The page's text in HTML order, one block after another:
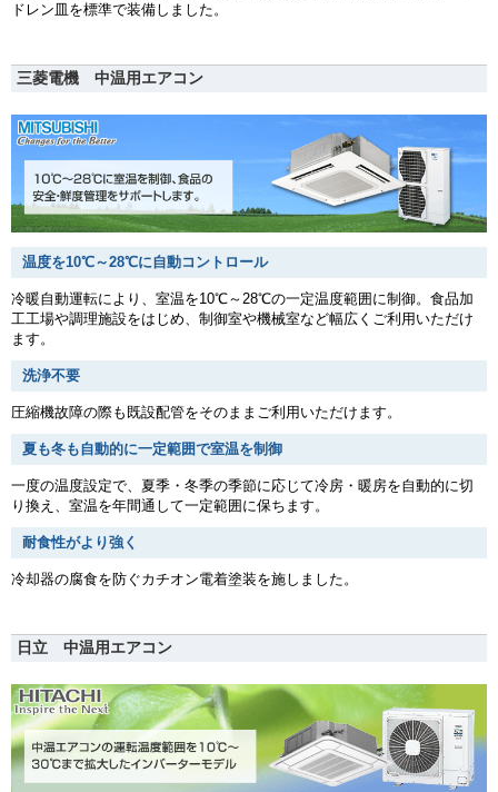
ドレン皿を標準で装備しました。
三菱電機 中温用エアコン
温度を10℃～28℃に自動コントロール
冷暖自動運転により、室温を10℃～28℃の一定温度範囲に制御。食品加
工工場や調理施設をはじめ、制御室や機械室など幅広くご利用いただけ
ます。
洗浄不要
圧縮機故障の際も既設配管をそのままご利用いただけます。
夏も冬も自動的に一定範囲で室温を制御
一度の温度設定で、夏季・冬季の季節に応じて冷房・暖房を自動的に切
り換え、室温を年間通して一定範囲に保ちます。
耐食性がより強く
冷却器の腐食を防ぐカチオン電着塗装を施しました。
日立 中温用エアコン